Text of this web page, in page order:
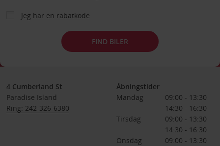
Jeg har en rabatkode
FIND BILER
4 Cumberland St
Paradise Island
Ring: 242-326-6380
Åbningstider
Mandag
09:00 - 13:30
14:30 - 16:30
Tirsdag
09:00 - 13:30
14:30 - 16:30
Onsdag
09:00 - 13:30